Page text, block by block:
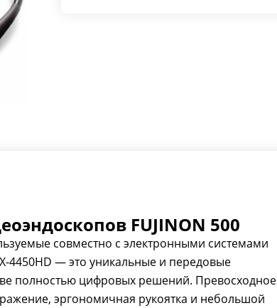
FUJINON 500
совместно с электронными системами
4450HD — это уникальные и передовые
полностью цифровых решений. Превосходное
эргономичная рукоятка и небольшой